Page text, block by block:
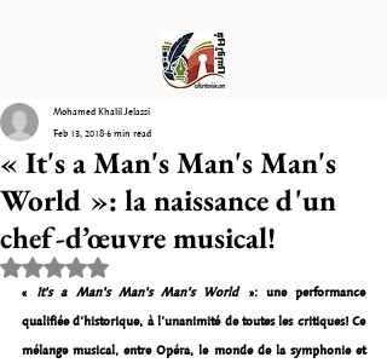
« It's a Man's Man's Man's
World »: la naissance d'un
chef-d’œuvre musical!
Mohamed Khalil Jelassi
Feb 13, 20186 min read
Rated NaN out of 5 stars.
« It's a Man's Man's Man's World »: une performance
qualifiée d’historique, à l’unanimité de toutes les critiques! Ce
mélange musical, entre Opéra, le monde de la symphonie et